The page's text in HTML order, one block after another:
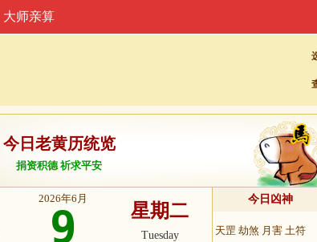
大师亲算
今日老黄历统览
捐资积德 祈求平安
2026年6月
9 星期二
Tuesday
今日凶神
天罡 劫煞 月害 土符